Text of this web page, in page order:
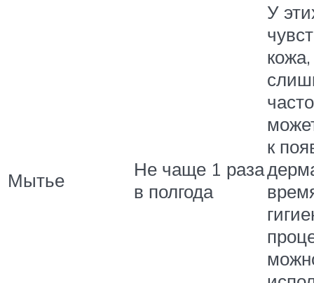
Мытье
Не чаще 1 раза
в полгода
У
к